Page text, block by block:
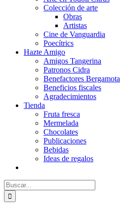
Colección de arte
Obras
Artistas
Cine de Vanguardia
Poecítrics
Hazte Amigo
Amigos Tangerina
Patronos Cidra
Benefactores Bergamota
Beneficios fiscales
Agradecimientos
Tienda
Fruta fresca
Mermelada
Chocolates
Publicaciones
Bebidas
Ideas de regalos
Buscar: